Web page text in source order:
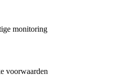
monitoring
voorwaarden